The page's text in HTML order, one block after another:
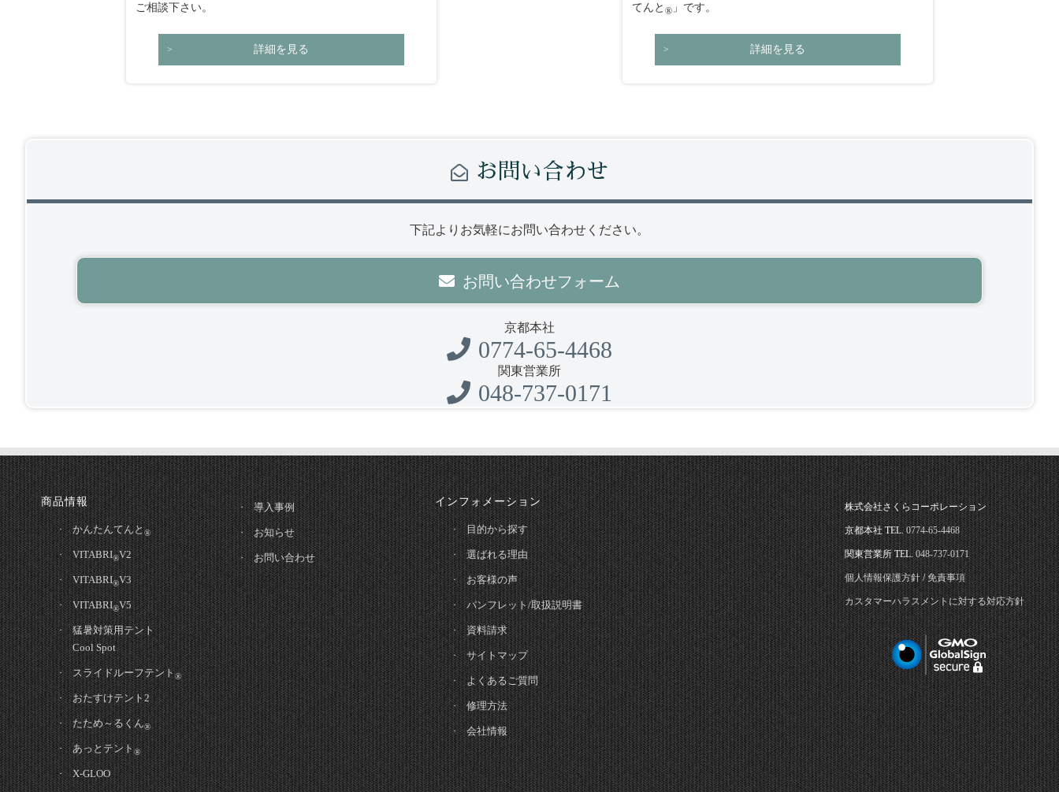
ご相談下さい。
詳細を見る
てんと ®」です。
詳細を見る
お問い合わせ
下記よりお気軽にお問い合わせください。
お問い合わせフォーム
京都本社
0774-65-4468
関東営業所
048-737-0171
商品情報
かんたんてんと®
VITABRI®V2
VITABRI®V3
VITABRI®V5
猛暑対策用テント
Cool Spot
スライドルーフテント®
おたすけテント2
たため～るくん®
あっとテント®
X-GLOO
導入事例
お知らせ
お問い合わせ
インフォメーション
目的から探す
選ばれる理由
お客様の声
パンフレット/取扱説明書
資料請求
サイトマップ
よくあるご質問
修理方法
会社情報
株式会社さくらコーポレーション
京都本社 TEL.0774-65-4468
関東営業所 TEL.048-737-0171
個人情報保護方針/免責事項
カスタマーハラスメントに対する対応方針